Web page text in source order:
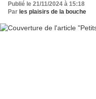
Publié le 21/11/2024 à 15:18
Par les plaisirs de la bouche